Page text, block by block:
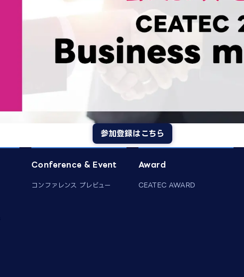
参加登録はこちら
Conference & Event
コンファレンス プレビュー
Award
CEATEC AWARD